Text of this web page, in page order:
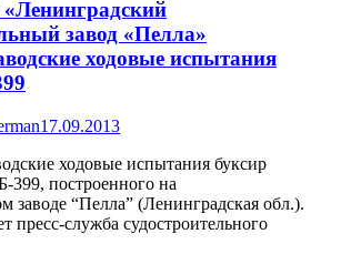
завод «Пелла»
ходовые испытания
17.09.2013
ходовые испытания буксир
399, построенного на
заводе “Пелла” (Ленинградская обл.).
пресс-служба судостроительного